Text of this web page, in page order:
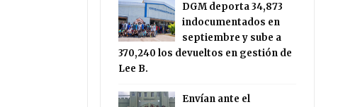
DGM deporta 34,873
indocumentados en
septiembre y sube a
370,240 los devueltos en gestión de
Lee B.
Envían ante el